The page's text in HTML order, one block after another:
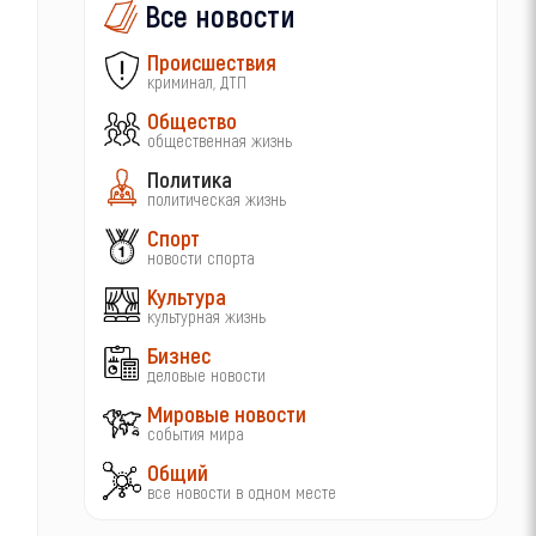
Все новости
Происшествия
криминал, ДТП
Общество
общественная жизнь
Политика
политическая жизнь
Спорт
новости спорта
Культура
культурная жизнь
Бизнес
деловые новости
Мировые новости
события мира
Общий
все новости в одном месте